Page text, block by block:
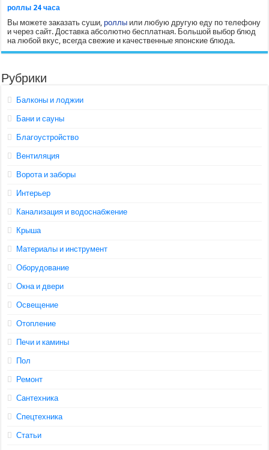
роллы 24 часа
Вы можете заказать суши,роллы или любую другую еду по телефону
и через сайт. Доставка абсолютно бесплатная. Большой выбор блюд
на любой вкус, всегда свежие и качественные японские блюда.
Рубрики
Балконы и лоджии
Бани и сауны
Благоустройство
Вентиляция
Ворота и заборы
Интерьер
Канализация и водоснабжение
Крыша
Материалы и инструмент
Оборудование
Окна и двери
Освещение
Отопление
Печи и камины
Пол
Ремонт
Сантехника
Спецтехника
Статьи